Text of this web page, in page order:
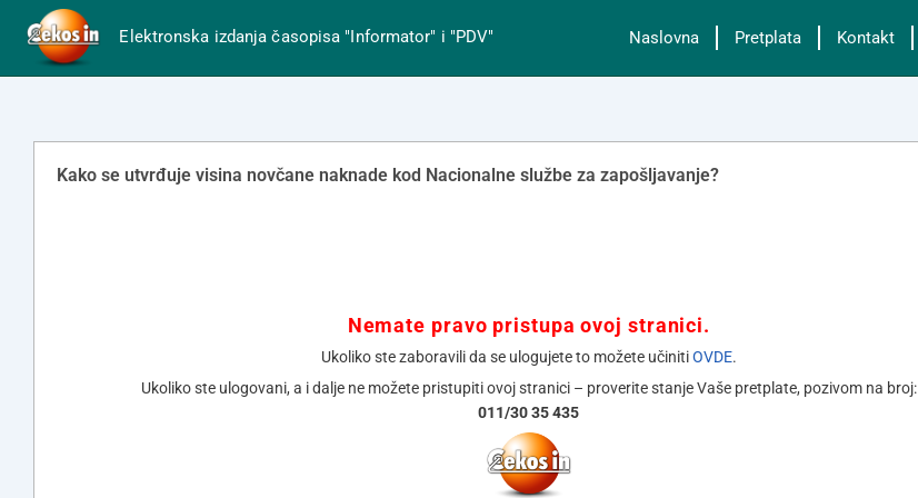
Elektronska izdanja časopisa "Informator" i "PDV" Naslovna Pretplata Kontakt
Kako se utvrđuje visina novčane naknade kod Nacionalne službe za zapošljavanje?
Nemate pravo pristupa ovoj stranici.
Ukoliko ste zaboravili da se ulogujete to možete učinitiOVDE.
Ukoliko ste ulogovani, a i dalje ne možete pristupiti ovoj stranici – proverite stanje Vaše pretplate, pozivom na broj:
011/30 35 435